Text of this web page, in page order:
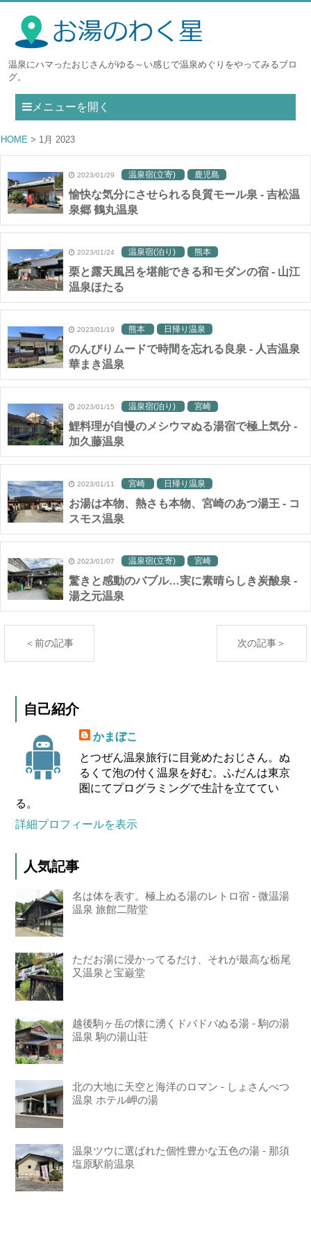
温泉にハマったおじさんがゆる～い感じで温泉めぐりをやってみるブロ
グ。
メニューを開く
HOME 1月 2023
2023/01/29 温泉宿(立寄) 鹿児島
愉快な気分にさせられる良質モール泉 - 吉松温
泉郷 鶴丸温泉
2023/01/24 温泉宿(泊り) 熊本
栗と露天風呂を堪能できる和モダンの宿 - 山江
温泉ほたる
2023/01/19 熊本 日帰り温泉
のんびりムードで時間を忘れる良泉 - 人吉温泉
華まき温泉
2023/01/15 温泉宿(泊り) 宮崎
鯉料理が自慢のメシウマぬる湯宿で極上気分 -
加久藤温泉
2023/01/11 宮崎 日帰り温泉
お湯は本物、熱さも本物、宮崎のあつ湯王 - コ
スモス温泉
2023/01/07 温泉宿(立寄) 宮崎
驚きと感動のバブル…実に素晴らしき炭酸泉 -
湯之元温泉
＜前の記事 次の記事＞
自己紹介
かまぼこ
とつぜん温泉旅行に目覚めたおじさん。ぬ
るくて泡の付く温泉を好む。ふだんは東京
圏にてプログラミングで生計を立ててい
る。
詳細プロフィールを表示
人気記事
名は体を表す。極上ぬる湯のレトロ宿 - 微温湯
温泉 旅館二階堂
ただお湯に浸かってるだけ、それが最高な栃尾
又温泉と宝巌堂
越後駒ヶ岳の懐に湧くドバドバぬる湯 - 駒の湯
温泉 駒の湯山荘
北の大地に天空と海洋のロマン - しょさんべつ
温泉 ホテル岬の湯
温泉ツウに選ばれた個性豊かな五色の湯 - 那須
塩原駅前温泉